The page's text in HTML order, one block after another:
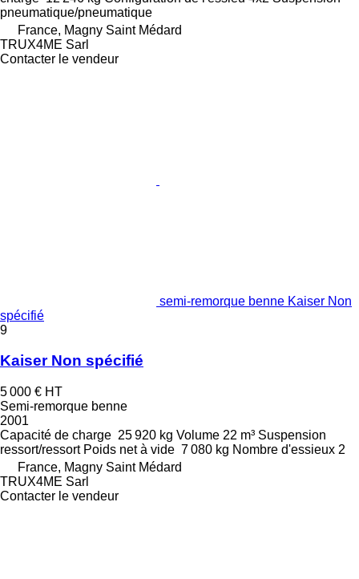
pneumatique/pneumatique
France, Magny Saint Médard
TRUX4ME Sarl
Contacter le vendeur
semi-remorque benne Kaiser Non
spécifié
9
Kaiser Non spécifié
5 000 € HT
Semi-remorque benne
2001
Capacité de charge 25 920 kg Volume 22 m³ Suspension
ressort/ressort Poids net à vide 7 080 kg Nombre d'essieux 2
France, Magny Saint Médard
TRUX4ME Sarl
Contacter le vendeur